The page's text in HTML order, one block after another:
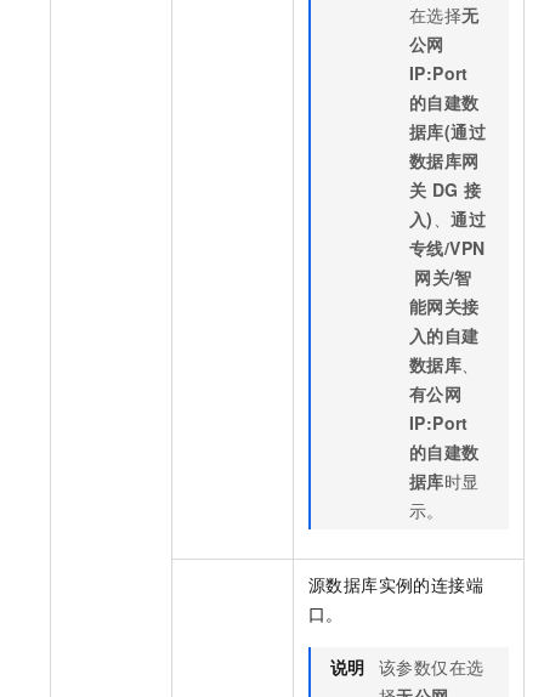
在选择无
公网
IP:Port
的自建数
据库(通过
数据库网
关 DG 接
入) 、通过
专线/VPN
网关/智
能网关接
入的自建
数据库
有公网
IP:Port
的自建数
据库时显
示。
源数据库实例的连接端
口。
说明 该参数仅在选